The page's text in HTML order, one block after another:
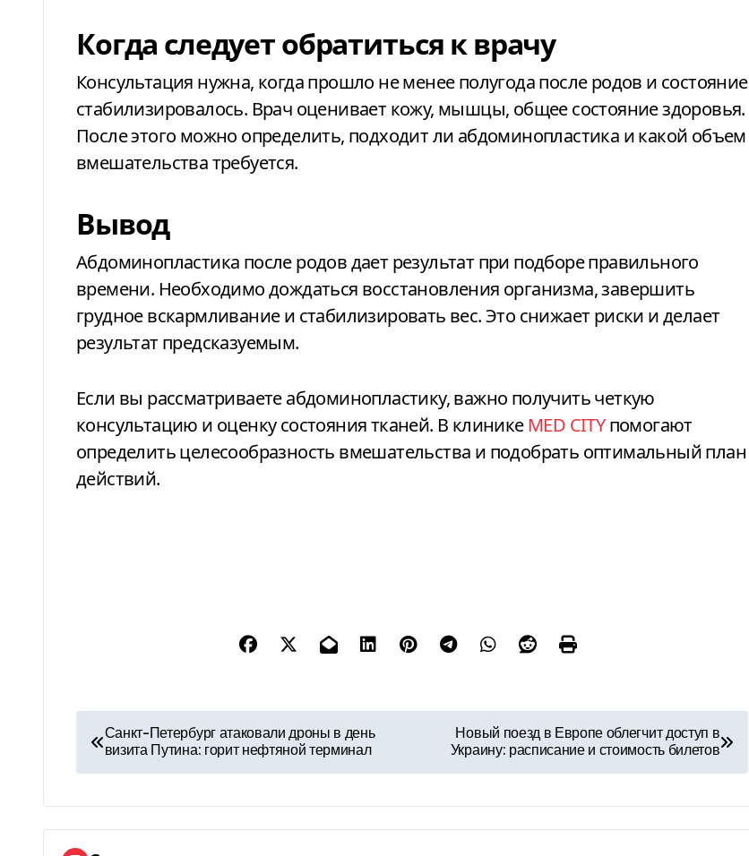
Когда следует обратиться к врачу
Консультация нужна, когда прошло не менее полугода после родов и состояние
стабилизировалось. Врач оценивает кожу, мышцы, общее состояние здоровья.
После этого можно определить, подходит ли абдоминопластика и какой объем
вмешательства требуется.
Вывод
Абдоминопластика после родов дает результат при подборе правильного
времени. Необходимо дождаться восстановления организма, завершить
грудное вскармливание и стабилизировать вес. Это снижает риски и делает
результат предсказуемым.
Если вы рассматриваете абдоминопластику, важно получить четкую
консультацию и оценку состояния тканей. В клинике MED CITYпомогают
определить целесообразность вмешательства и подобрать оптимальный план
действий.
Н
а
в
и
Санкт-Петербург атаковали дроны в день
визита Путина: горит нефтяной терминал
Новый поезд в Европе облегчит доступ в
Украину: расписание и стоимость билетов